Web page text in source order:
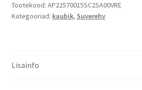
Tootekood: AP22570015SC2SA00VRE
Kategooriad: kaubik, Suverehv
Lisainfo